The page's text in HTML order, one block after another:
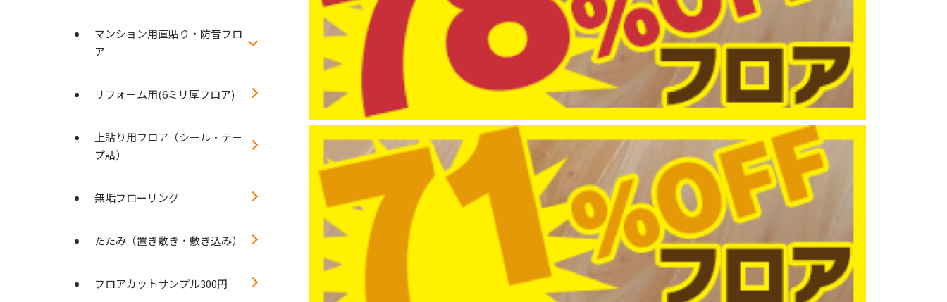
マンション用直貼り・防音フロ
ア
リフォーム用(6ミリ厚フロア)
上貼り用フロア（シール・テー
プ貼）
無垢フローリング
たたみ（置き敷き・敷き込み）
フロアカットサンプル300円